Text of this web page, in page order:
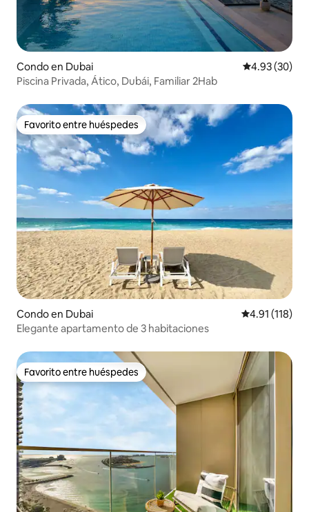
Condo en Dubai Calificación
4.93 (30)
Piscina Privada, Ático, Dubái, Familiar 2Hab
Favorito entre huéspedes
Favorito entre huéspedes
Condo en Dubai Calificación
4.91 (118)
Elegante apartamento de 3 habitaciones
Favorito entre huéspedes
Favorito entre huéspedes